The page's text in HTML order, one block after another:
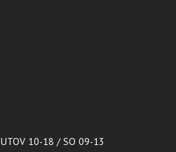
10-18 / SO 09-13